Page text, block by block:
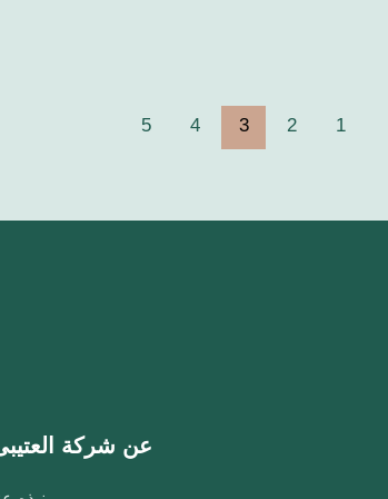
1
2
3
4
5
عن شركة